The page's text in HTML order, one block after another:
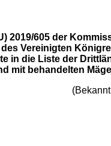
2019/605 der
Vereinigten
in die Liste der
mit behandelten